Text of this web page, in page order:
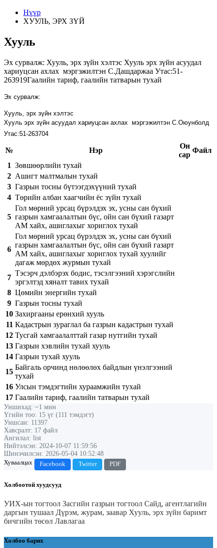
Нүүр
ХУУЛЬ, ЭРХ ЗҮЙ
Хууль
Эх сурвалж: Хууль, эрх зүйн хэлтэс Хууль эрх зүйн асуудал
хариуцсан ахлах мэргэжилтэн С.Дашдаржаа Утас:51-
263919Гаалийн тариф, гаалийн татварын тухай
Эх сурвалж:
Хууль, эрх зүйн хэлтэс
Хууль эрх зүйн асуудал хариуцсан ахлах мэргэжилтэн С.Оюунболд
Утас:51-263704
№ Нэр
Он
сар
Файл
1 Зөвшөөрлийн тухай
2 Ашигт малтмалын тухай
3 Газрын тосны бүтээгдэхүүний тухай
4 Төрийн албан хаагчийн ёс зүйн тухай
5
Гол мөрний урсац бүрэлдэх эх, усны сан бүхий
газрын хамгаалалтын бүс, ойн сан бүхий газарт
АМ хайх, ашиглахыг хориглох тухай
6
Гол мөрний урсац бүрэлдэх эх, усны сан бүхий
газрын хамгаалалтын бүс, ойн сан бүхий газарт
АМ хайх, ашиглахыг хориглох тухай хуулийг
дагаж мөрдөх журмын тухай
7
Тэсэрч дэлбэрэх бодис, тэсэлгээний хэрэгслийн
эргэлтэд хяналт тавих тухай
8 Цөмийн энергийн тухай
9 Газрын тосны тухай
10 Захиргааны ерөнхий хууль
11 Кадастрын зураглал ба газрын кадастрын тухай
12 Тусгай хамгаалалттай газар нутгийн тухай
13 Газрын хэвлийн тухай хууль
14 Газрын тухай хууль
15
Байгаль орчинд нөлөөлөх байдлын үнэлгээний
тухай
16 Улсын тэмдэгтийн хураамжийн тухай
17 Гаалийн тариф, гаалийн татварын тухай
Уншихад: ~1 мин
Үгийн тоо: 15 үг (111 тэмдэгт)
Уншсан: 11397
Хавсралт: 17 файл
Ангилал: list
Нийтэлсэн: 2024-10-07 11:59:56
Шинэчилсэн: 2026-05-04 10:52:48
Хуваалцах
Facebook Twitter PDF
Холбоотой хуудсууд
УИХ-ын тогтоол Засгийн газрын тогтоол Сайд, агентлагийн
даргын тушаал Дүрэм, журам, заавар Хууль, эрх зүйн баримт
бичгийн төсөл Лавлагаа
Холбоо барих